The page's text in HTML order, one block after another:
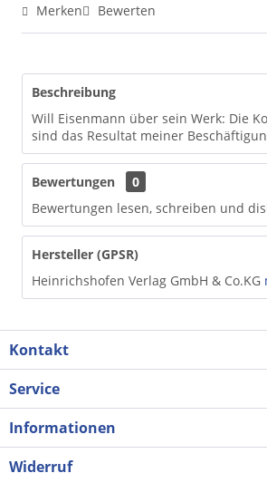
Merken Bewerten
Beschreibung
Will Eisenmann über sein Werk: Die
sind das Resultat meiner
Bewertungen
0
Bewertungen lesen, schreiben und
Hersteller (GPSR)
Heinrichshofen Verlag GmbH & Co.KG
Kontakt
Service
Informationen
Widerruf